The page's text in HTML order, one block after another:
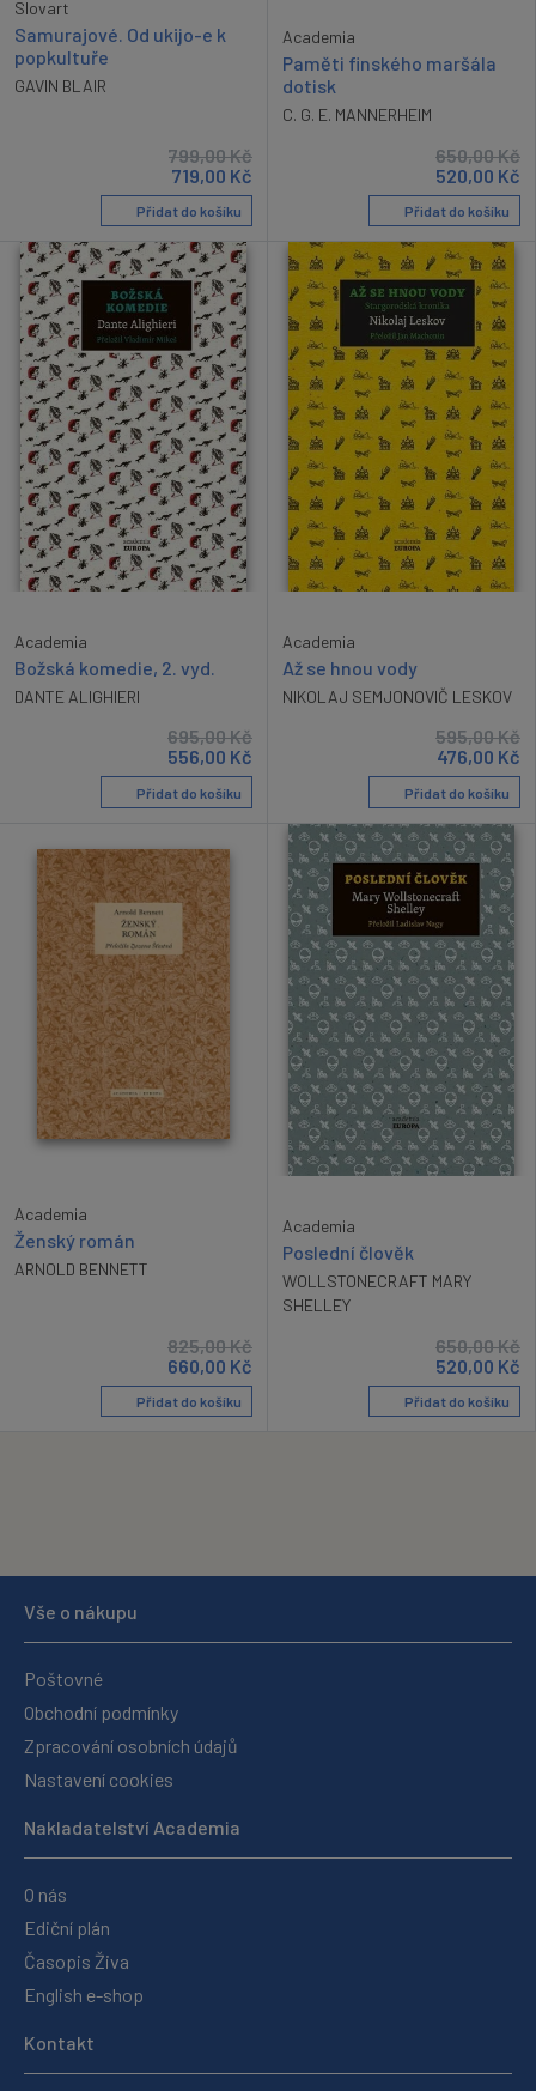
Slovart
Samurajové. Od ukijo-e k
popkultuře
GAVIN BLAIR
799,00Kč
719,00 Kč
Přidat do košíku
Academia
Paměti finského maršála
dotisk
C. G. E. MANNERHEIM
650,00Kč
520,00 Kč
Přidat do košíku
Academia
Božská komedie, 2. vyd.
DANTE ALIGHIERI
695,00Kč
556,00 Kč
Přidat do košíku
Academia
Až se hnou vody
NIKOLAJ SEMJONOVIČ LESKOV
595,00Kč
476,00 Kč
Přidat do košíku
Academia
Ženský román
ARNOLD BENNETT
825,00Kč
660,00 Kč
Přidat do košíku
Academia
Poslední člověk
WOLLSTONECRAFT MARY
SHELLEY
650,00Kč
520,00 Kč
Přidat do košíku
Vše o nákupu
Poštovné
Obchodní podmínky
Zpracování osobních údajů
Nastavení cookies
Nakladatelství Academia
O nás
Ediční plán
Časopis Živa
English e-shop
Kontakt